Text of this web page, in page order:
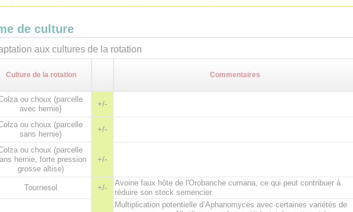
de culture
aux cultures de la rotation
Culture de la rotation Commentaires
ou choux (parcelle
avec hernie)
+/-
ou choux (parcelle
sans hernie)
+/-
ou choux (parcelle
hernie, forte pression
grosse altise)
+/-
Tournesol +/-
Avoine faux hôte de l'Orobanche cumana, ce qui peut contribuer à
réduire son stock semencier.
Multiplication potentielle d’Aphanomyces avec certaines variétés de